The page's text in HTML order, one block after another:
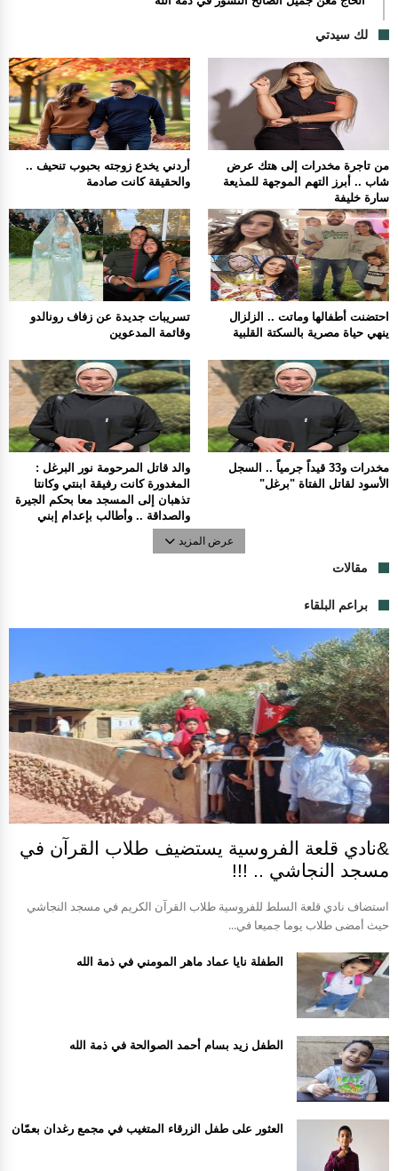
لك سيدتي
أردني يخدع زوجته بحبوب تنحيف ..
والحقيقة كانت صادمة
من تاجرة مخدرات إلى هتك عرض
شاب .. أبرز التهم الموجهة للمذيعة
سارة خليفة
تسريبات جديدة عن زفاف رونالدو
وقائمة المدعوين
احتضنت أطفالها وماتت .. الزلزال
ينهي حياة مصرية بالسكتة القلبية
والد قاتل المرحومة نور البرغل :
المغدورة كانت رفيقة ابنتي وكانتا
تذهبان إلى المسجد معا بحكم الجيرة
والصداقة .. وأطالب بإعدام إبني
مخدرات و33 قيداً جرمياً .. السجل
الأسود لقاتل الفتاة "برغل"
عرض المزيد
مقالات
براعم البلقاء
&نادي قلعة الفروسية يستضيف طلاب القرآن في
مسجد النجاشي .. !!!
استضاف نادي قلعة السلط للفروسية طلاب القرآن الكريم في مسجد النجاشي
حيث أمضى طلاب يوما جميعا في...
الطفلة نايا عماد ماهر المومني في ذمة الله
الطفل زيد بسام أحمد الصوالحة في ذمة الله
العثور على طفل الزرقاء المتغيب في مجمع رغدان بعمّان